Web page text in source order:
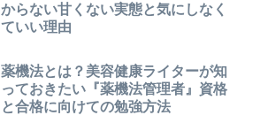
からない甘くない実態と気にしなく
ていい理由
薬機法とは？美容健康ライターが知
っておきたい『薬機法管理者』資格
と合格に向けての勉強方法